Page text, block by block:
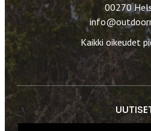
00270
Kaikki oikeudet